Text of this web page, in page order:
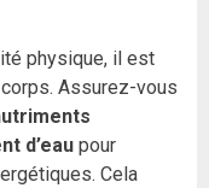
physique, il est
Assurez-vous
d’eau pour
Cela